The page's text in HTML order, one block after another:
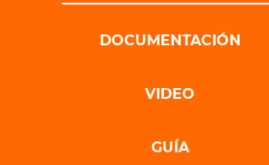
DOCUMENTACIÓN
VIDEO
GUÍA